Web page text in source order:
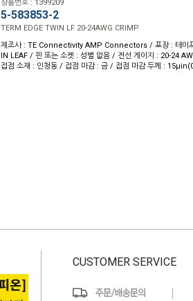
상품번호 : 1399209
5-583853-2
TERM EDGE TWIN LF 20-24AWG CRIMP
제조사 : TE Connectivity AMP Connectors / 포장 : 테이
IN LEAF / 핀 또는 소켓 : 성별 없음 / 전선 게이지 : 20-24
접점 소재 : 인청동 / 접점 마감 : 금 / 접점 마감 두께 :
CUSTOMER SERVICE